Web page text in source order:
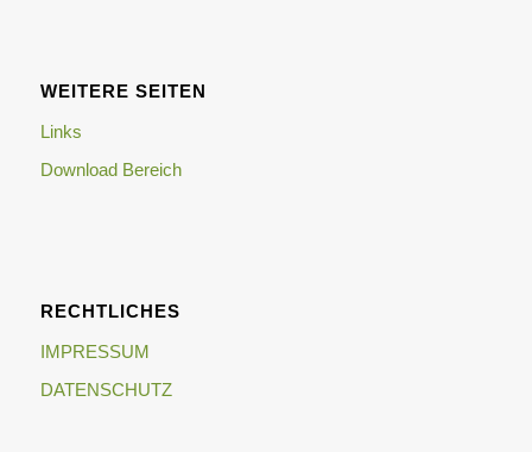
WEITERE SEITEN
Links
Download Bereich
RECHTLICHES
IMPRESSUM
DATENSCHUTZ